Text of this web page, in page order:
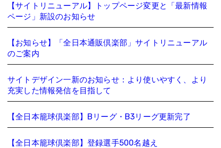
【サイトリニューアル】トップページ変更と「最新情報
ページ」新設のお知らせ
【お知らせ】「全日本通販倶楽部」サイトリニューアル
のご案内
サイトデザイン一新のお知らせ：より使いやすく、より
充実した情報発信を目指して
【全日本籠球倶楽部】Bリーグ・B3リーグ更新完了
【全日本籠球倶楽部】登録選手500名越え